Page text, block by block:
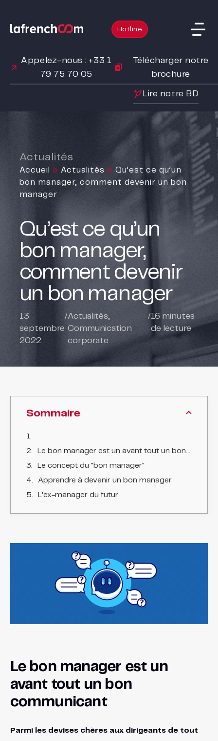
Hotline
Appelez-nous : +33 1
79 75 70 05
Télécharger notre
brochure
Lire notre BD
Actualités
Accueil » Actualités » Qu’est ce qu’un
bon manager, comment devenir un bon
manager
Qu’est ce qu’un
bon manager,
comment devenir
un bon manager
13
septembre
2022
/Actualités,
Communication
corporate
/16 minutes
de lecture
Sommaire
Le bon manager est un avant tout un bon communicant
Le concept du "bon manager"
Apprendre à devenir un bon manager
L'ex-manager du futur
Le bon manager est un
avant tout un bon
communicant
Parmi les devises chères aux dirigeants de tout